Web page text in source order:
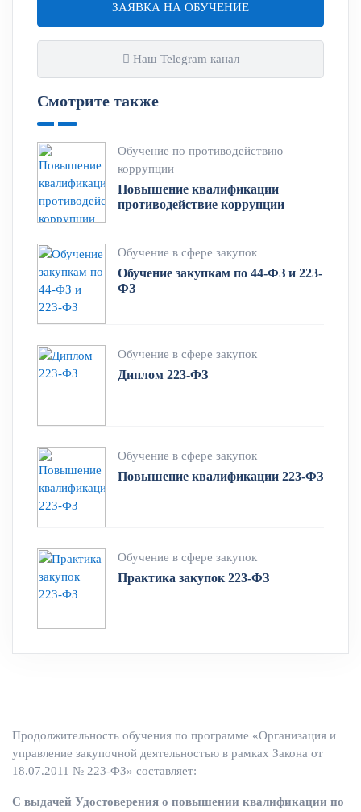
ЗАЯВКА НА ОБУЧЕНИЕ
Наш Telegram канал
Смотрите также
Обучение по противодействию
коррупции
Повышение квалификации
противодействие коррупции
Обучение в сфере закупок
Обучение закупкам по 44-ФЗ и 223-
ФЗ
Обучение в сфере закупок
Диплом 223-ФЗ
Обучение в сфере закупок
Повышение квалификации 223-ФЗ
Обучение в сфере закупок
Практика закупок 223-ФЗ
Продолжительность обучения по программе «Организация и
управление закупочной деятельностью в рамках Закона от
18.07.2011 № 223-ФЗ» составляет:
С выдачей Удостоверения о повышении квалификации по